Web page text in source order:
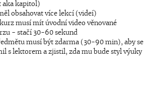
aka kapitol)
obsahovat více lekcí (videí)
musí mít úvodní video věnované
- stačí 30-60 sekund
musí být zdarma (30-90 min), aby se
s lektorem a zjistil, zda mu bude styl výuky